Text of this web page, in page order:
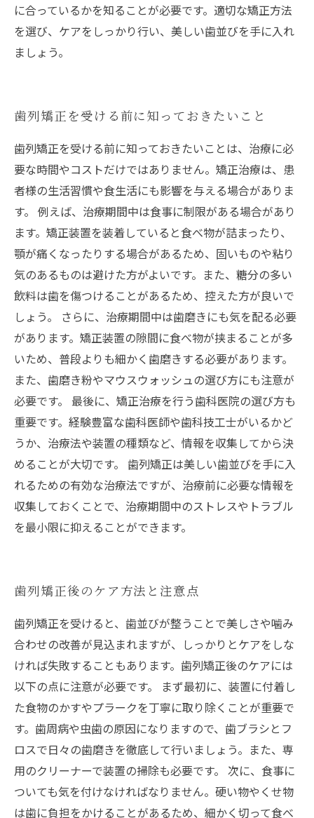
に合っているかを知ることが必要です。適切な矯正方法
を選び、ケアをしっかり行い、美しい歯並びを手に入れ
ましょう。
歯列矯正を受ける前に知っておきたいこと
歯列矯正を受ける前に知っておきたいことは、治療に必
要な時間やコストだけではありません。矯正治療は、患
者様の生活習慣や食生活にも影響を与える場合がありま
す。 例えば、治療期間中は食事に制限がある場合があり
ます。矯正装置を装着していると食べ物が詰まったり、
顎が痛くなったりする場合があるため、固いものや粘り
気のあるものは避けた方がよいです。また、糖分の多い
飲料は歯を傷つけることがあるため、控えた方が良いで
しょう。 さらに、治療期間中は歯磨きにも気を配る必要
があります。矯正装置の隙間に食べ物が挟まることが多
いため、普段よりも細かく歯磨きする必要があります。
また、歯磨き粉やマウスウォッシュの選び方にも注意が
必要です。 最後に、矯正治療を行う歯科医院の選び方も
重要です。経験豊富な歯科医師や歯科技工士がいるかど
うか、治療法や装置の種類など、情報を収集してから決
めることが大切です。 歯列矯正は美しい歯並びを手に入
れるための有効な治療法ですが、治療前に必要な情報を
収集しておくことで、治療期間中のストレスやトラブル
を最小限に抑えることができます。
歯列矯正後のケア方法と注意点
歯列矯正を受けると、歯並びが整うことで美しさや噛み
合わせの改善が見込まれますが、しっかりとケアをしな
ければ失敗することもあります。歯列矯正後のケアには
以下の点に注意が必要です。 まず最初に、装置に付着し
た食物のかすやプラークを丁寧に取り除くことが重要で
す。歯周病や虫歯の原因になりますので、歯ブラシとフ
ロスで日々の歯磨きを徹底して行いましょう。また、専
用のクリーナーで装置の掃除も必要です。 次に、食事に
ついても気を付けなければなりません。硬い物やくせ物
は歯に負担をかけることがあるため、細かく切って食べ